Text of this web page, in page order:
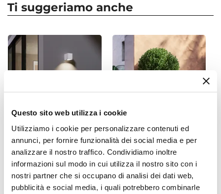
Questo sito web utilizza i cookie
Utilizziamo i cookie per personalizzare contenuti ed
annunci, per fornire funzionalità dei social media e per
analizzare il nostro traffico. Condividiamo inoltre
informazioni sul modo in cui utilizza il nostro sito con i
nostri partner che si occupano di analisi dei dati web,
pubblicità e social media, i quali potrebbero combinarle
Altezza
Installazione
Parete
Soffitto
Avvolgibile
Tipo Di Cassetto
Non cassonata
Materiale Tenda
Poliestere
Grammatura
280 g/mq
Ti suggeriamo anche
CODICE:ZEQ-98B
Applique da esterno
squadrata 9x8 cm in
alluminio pressofuso bianco
opaco - Zero
CODICE:EN35B
Vaso da esterno 35 h tutta
capienza cm in polietilene
bianco - Constance